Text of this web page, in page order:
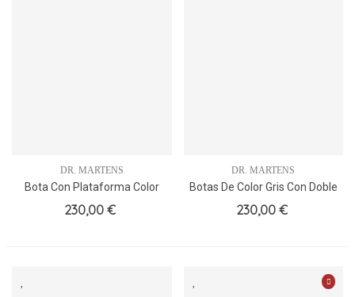
DR. MARTENS
Bota Con Plataforma Color
Negro
230,00 €
DR. MARTENS
Botas De Color Gris Con Doble
Suela.
230,00 €